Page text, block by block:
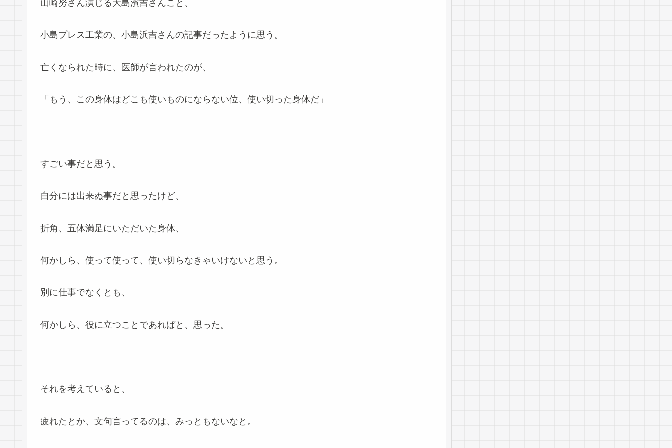
山崎努さん演じる大島濱吉さんこと、
小島プレス工業の、小島浜吉さんの記事だったように思う。
亡くなられた時に、医師が言われたのが、
「もう、この身体はどこも使いものにならない位、使い切った身体だ」
すごい事だと思う。
自分には出来ぬ事だと思ったけど、
折角、五体満足にいただいた身体、
何かしら、使って使って、使い切らなきゃいけないと思う。
別に仕事でなくとも、
何かしら、役に立つことであればと、思った。
それを考えていると、
疲れたとか、文句言ってるのは、みっともないなと。